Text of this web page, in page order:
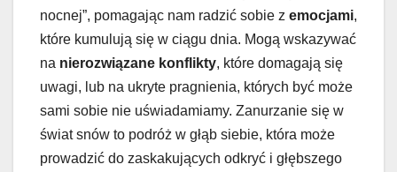
nocnej”, pomagając nam radzić sobie z emocjami,
które kumulują się w ciągu dnia. Mogą wskazywać
na nierozwiązane konflikty, które domagają się
uwagi, lub na ukryte pragnienia, których być może
sami sobie nie uświadamiamy. Zanurzanie się w
świat snów to podróż w głąb siebie, która może
prowadzić do zaskakujących odkryć i głębszego